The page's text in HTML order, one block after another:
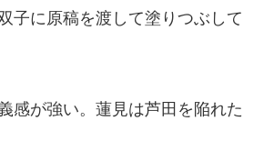
子に原稿を渡して塗りつぶして
感が強い。蓮見は芦田を陥れた